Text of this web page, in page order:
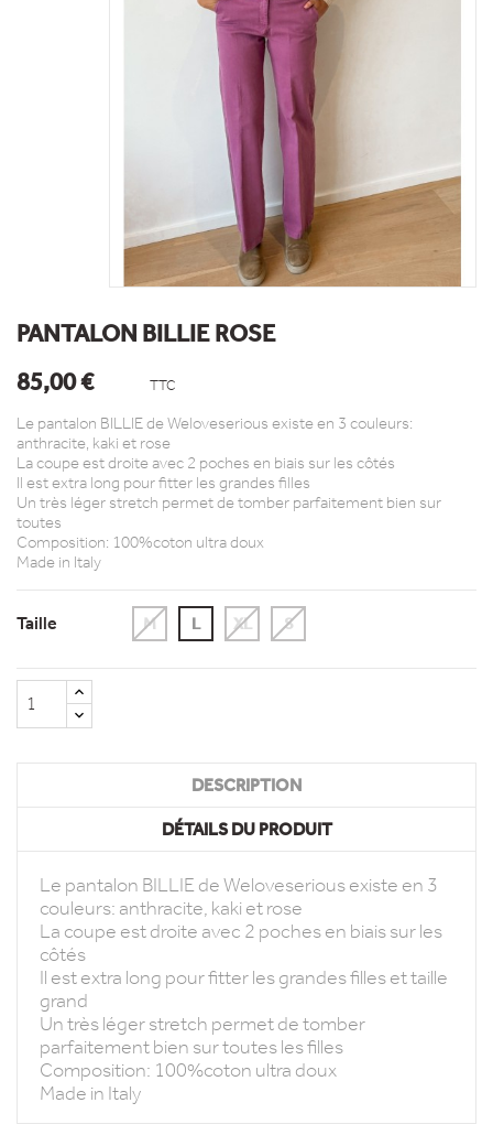
PANTALON BILLIE ROSE
85,00 €
TTC
Le pantalon BILLIE de Weloveserious existe en 3 couleurs:
anthracite, kaki et rose
La coupe est droite avec 2 poches en biais sur les côtés
Il est extra long pour fitter les grandes filles
Un très léger stretch permet de tomber parfaitement bien sur
toutes
Composition: 100%coton ultra doux
Made in Italy
Taille M L XL S
DESCRIPTION
DÉTAILS DU PRODUIT
Le pantalon BILLIE de Weloveserious existe en 3
couleurs: anthracite, kaki et rose
La coupe est droite avec 2 poches en biais sur les
côtés
Il est extra long pour fitter les grandes filles et taille
grand
Un très léger stretch permet de tomber
parfaitement bien sur toutes les filles
Composition: 100%coton ultra doux
Made in Italy